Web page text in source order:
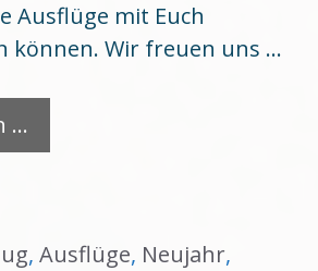
Ausflüge mit Euch
können. Wir freuen uns …
…
, Ausflüge, Neujahr,